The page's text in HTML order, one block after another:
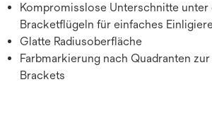
Kompromisslose Unterschnitte unter
Bracketflügeln für einfaches
Glatte Radiusoberfläche
Farbmarkierung nach Quadranten
Brackets